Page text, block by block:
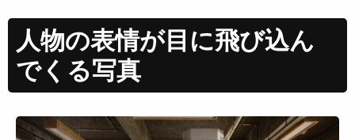
人物の表情が目に飛び込ん
でくる写真